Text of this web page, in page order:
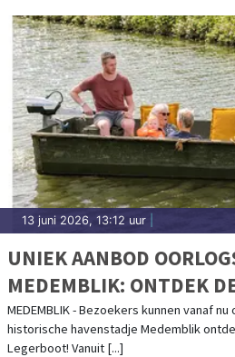
13 juni 2026, 13:12 uur
UNIEK AANBOD
MEDEMBLIK: ONTDEK
VANUIT EEN
MEDEMBLIK - Bezoekers kunnen vanaf
historische havenstadje Medemblik
Legerboot! Vanuit [...]